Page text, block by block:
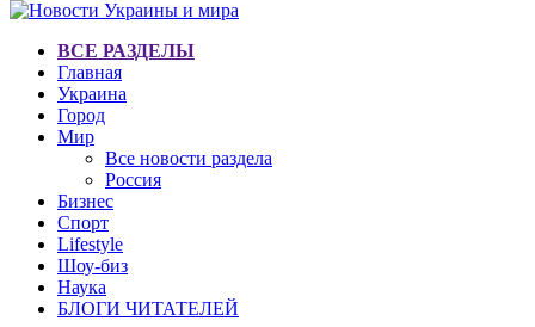
ВСЕ РАЗДЕЛЫ
Главная
Украина
Город
Мир
Все новости раздела
Россия
Бизнес
Спорт
Lifestyle
Шоу-биз
Наука
БЛОГИ ЧИТАТЕЛЕЙ